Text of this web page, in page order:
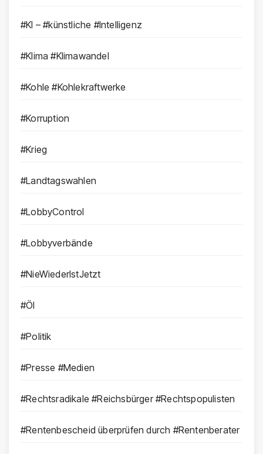
#KI – #künstliche #Intelligenz
#Klima #Klimawandel
#Kohle #Kohlekraftwerke
#Korruption
#Krieg
#Landtagswahlen
#LobbyControl
#Lobbyverbände
#NieWiederIstJetzt
#Öl
#Politik
#Presse #Medien
#Rechtsradikale #Reichsbürger #Rechtspopulisten
#Rentenbescheid überprüfen durch #Rentenberater